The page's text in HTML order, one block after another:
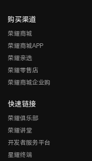
购买渠道
荣耀商城
荣耀商城APP
荣耀亲选
荣耀零售店
荣耀商城企业购
快速链接
荣耀俱乐部
荣耀讲堂
开发者服务平台
星耀终端